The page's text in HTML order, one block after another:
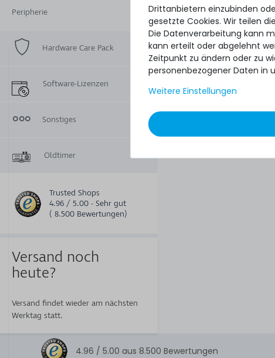
Peripherie
Hardware Care Pack
Software-Lizenzen
Sonstiges
Oldtimer
Trusted Shops
4.96 / 5.00 - Sehr gut
( 8.500 Bewertungen)
Versand noch
heute?
Versand findet wieder am nächsten
Werktag statt.
4.96 / 5.00 aus 8.500 Bewertungen
Drittanbietern einzubinden
gesetzte Cookies. Wir teilen
Die Datenverarbeitung kann
kann erteilt oder abgelehnt
Zeitpunkt zu ändern oder zu
personenbezogener Daten in
Weitere Einstellungen